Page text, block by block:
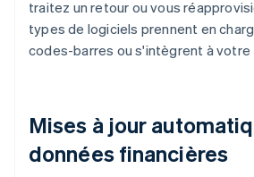
traitez un retour ou vous
types de logiciels prennent en
codes-barres ou s'intègrent à votre
Mises à jour
données financières